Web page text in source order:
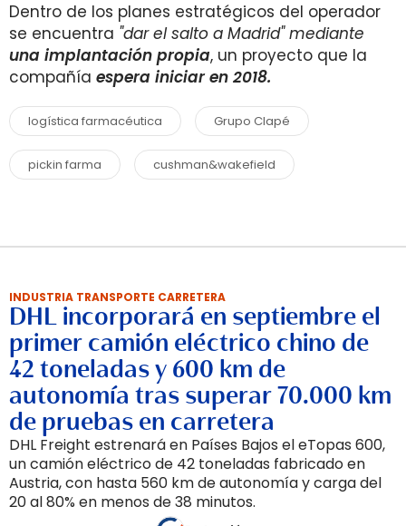
Dentro de los planes estratégicos del operador
se encuentra "dar el salto a Madrid" mediante
una implantación propia, un proyecto que la
compañía espera iniciar en 2018.
logística farmacéutica Grupo Clapé
pickin farma cushman&wakefield
INDUSTRIA TRANSPORTE CARRETERA
DHL incorporará en septiembre el
primer camión eléctrico chino de
42 toneladas y 600 km de
autonomía tras superar 70.000 km
de pruebas en carretera
DHL Freight estrenará en Países Bajos el eTopas 600,
un camión eléctrico de 42 toneladas fabricado en
Austria, con hasta 560 km de autonomía y carga del
20 al 80% en menos de 38 minutos.